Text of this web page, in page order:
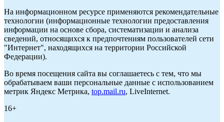
На информационном ресурсе применяются рекомендательные
технологии (информационные технологии предоставления
информации на основе сбора, систематизации и анализа
сведений, относящихся к предпочтениям пользователей сети
"Интернет", находящихся на территории Российской
Федерации).
Во время посещения сайта вы соглашаетесь с тем, что мы
обрабатываем ваши персональные данные с использованием
метрик Яндекс Метрика, top.mail.ru, LiveInternet.
16+